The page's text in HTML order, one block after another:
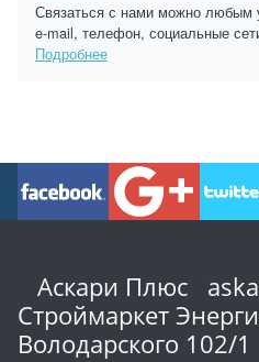
Связаться с нами можно любым
e-mail, телефон, социальные
Подробнее
Аскари Плюс
Строймаркет
Володарского 102/1